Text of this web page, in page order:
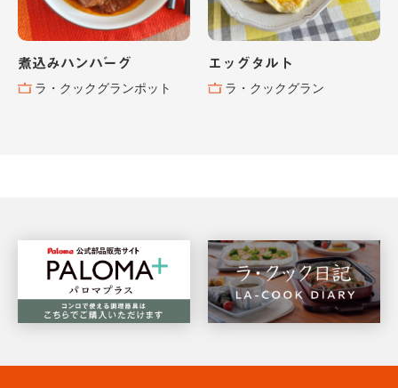
煮込みハンバーグ
ラ・クックグランポット
エッグタルト
ラ・クックグラン